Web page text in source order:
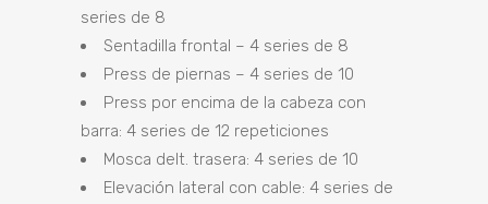
series de 8
Sentadilla frontal – 4 series de 8
Press de piernas – 4 series de 10
Press por encima de la cabeza con
barra: 4 series de 12 repeticiones
Mosca delt. trasera: 4 series de 10
Elevación lateral con cable: 4 series de